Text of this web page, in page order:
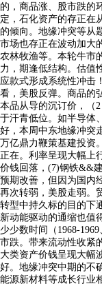
的，商品涨、股市跌的
定，石化资产的存正在
的倾向。地缘冲突等从
市场也存正在波动加大
农林牧渔等。本轮牛市
力，期逢低结构。估值
应款式形成系统性冲击
看，美股反弹。商品的
本品从导的沉订价，（
于汗青低位。如半导体
好，本周中东地缘冲突
万亿鼎力鞭策基建投资
正在。利率呈现大幅上
价钱回落，(7)钢铁&&
预期改善，但因为国内
再次转弱，美股走弱。
转型中持久标的目的下
新动能驱动的通缩也值
少少数时间（1968-
市跌。带来流动性收紧
大类资产价钱呈现大幅
好。地缘冲突中期的不
能源新材料等成长行业